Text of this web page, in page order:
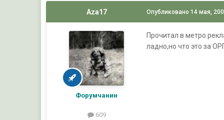
Aza17
Форумчанин
609
Опубликовано14 мая,
Прочитал в метро
ладно,но что это за